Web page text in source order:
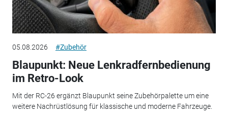
05.08.2026 #Zubehör
Blaupunkt: Neue Lenkradfernbedienung
im Retro-Look
Mit der RC-26 ergänzt Blaupunkt seine Zubehörpalette um eine
weitere Nachrüstlösung für klassische und moderne Fahrzeuge.